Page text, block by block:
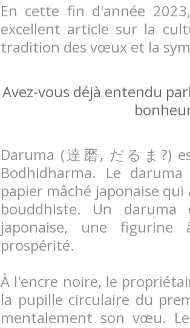
En cette fin d'année
excellent article sur la
tradition des vœux et la
Avez-vous déjà entendu
Daruma (達磨, だるま?)
Bodhidharma. Le
papier mâché japonaise
bouddhiste. Un
japonaise, une
prospérité.
À l'encre noire, le
la pupille circulaire du
mentalement son vœu.